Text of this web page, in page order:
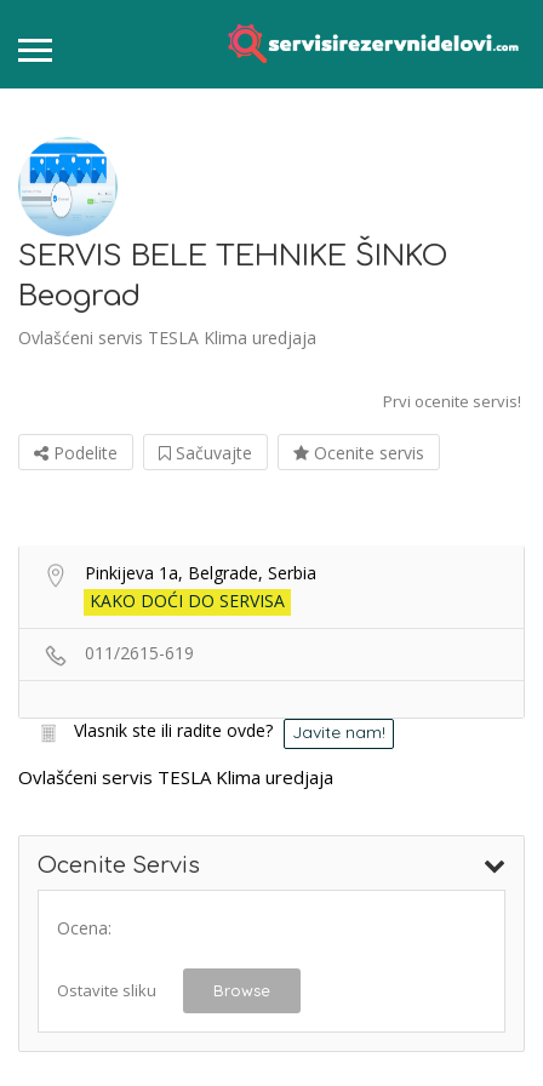
SERVIS BELE TEHNIKE ŠINKO
Beograd
Ovlašćeni servis TESLA Klima uredjaja
Prvi ocenite servis!
Podelite Sačuvajte Ocenite servis
Pinkijeva 1a, Belgrade, Serbia
KAKO DOĆI DO SERVISA
011/2615-619
Vlasnik ste ili radite ovde? Javite nam!
Ovlašćeni servis TESLA Klima uredjaja
Ocenite Servis
Ocena:
Ostavite sliku Browse